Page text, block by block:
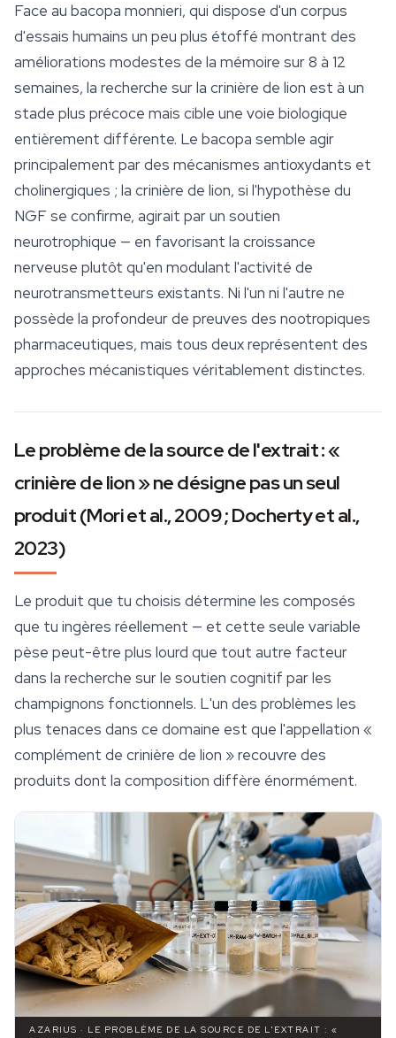
Face au bacopa monnieri, qui dispose d'un corpus
d'essais humains un peu plus étoffé montrant des
améliorations modestes de la mémoire sur 8 à 12
semaines, la recherche sur la crinière de lion est à un
stade plus précoce mais cible une voie biologique
entièrement différente. Le bacopa semble agir
principalement par des mécanismes antioxydants et
cholinergiques ; la crinière de lion, si l'hypothèse du
NGF se confirme, agirait par un soutien
neurotrophique — en favorisant la croissance
nerveuse plutôt qu'en modulant l'activité de
neurotransmetteurs existants. Ni l'un ni l'autre ne
possède la profondeur de preuves des nootropiques
pharmaceutiques, mais tous deux représentent des
approches mécanistiques véritablement distinctes.
Le problème de la source de l'extrait : «
crinière de lion » ne désigne pas un seul
produit (Mori et al., 2009 ; Docherty et al.,
2023)
Le produit que tu choisis détermine les composés
que tu ingères réellement — et cette seule variable
pèse peut-être plus lourd que tout autre facteur
dans la recherche sur le soutien cognitif par les
champignons fonctionnels. L'un des problèmes les
plus tenaces dans ce domaine est que l'appellation «
complément de crinière de lion » recouvre des
produits dont la composition diffère énormément.
AZARIUS · LE PROBLÈME DE LA SOURCE DE L'EXTRAIT : «